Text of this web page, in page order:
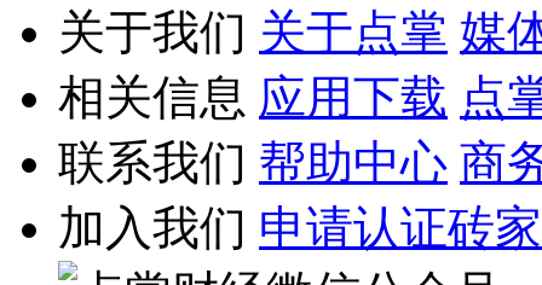
关于我们 关于点掌 媒
相关信息 应用下载 点
联系我们 帮助中心 商
加入我们 申请认证砖家